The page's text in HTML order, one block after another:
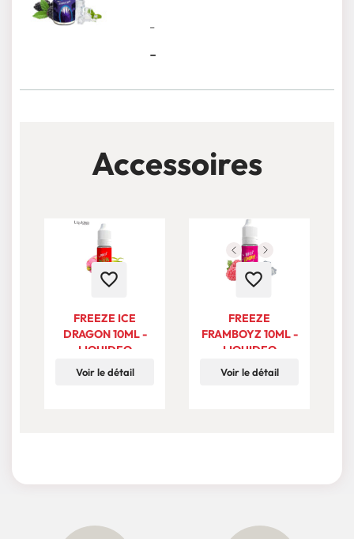
-
-
Accessoires
favorite_border
FREEZE ICE
DRAGON 10ML -
LIQUIDEO
Voir le détail
favorite_border
FREEZE
FRAMBOYZ 10ML -
LIQUIDEO
Voir le détail